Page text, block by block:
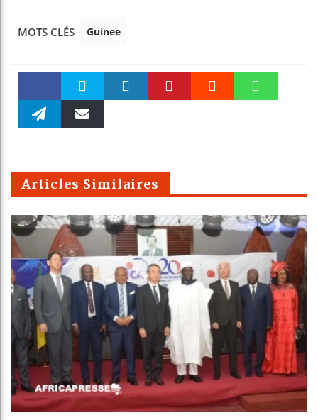
MOTS CLÉS Guinee
Faceboo Twitter
m
Articles Similaires